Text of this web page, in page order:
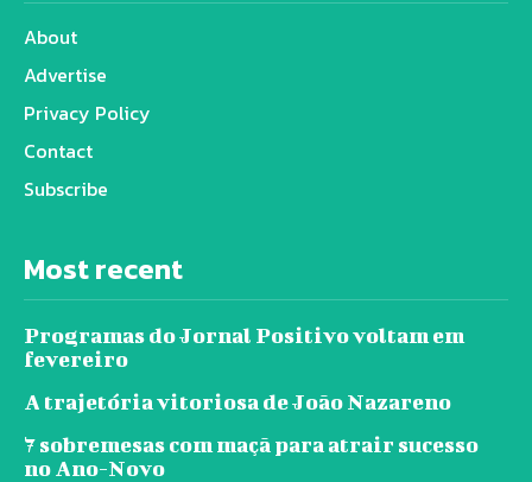
About
Advertise
Privacy Policy
Contact
Subscribe
Most recent
Programas do Jornal Positivo voltam em
fevereiro
A trajetória vitoriosa de João Nazareno
7 sobremesas com maçã para atrair sucesso
no Ano-Novo